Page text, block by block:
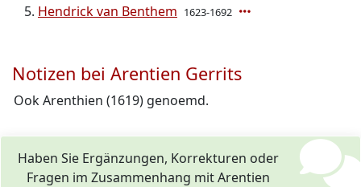
Hendrick van Benthem 1623-1692
Notizen bei Arentien Gerrits
Ook Arenthien (1619) genoemd.
Haben Sie Ergänzungen, Korrekturen oder
Fragen im Zusammenhang mit Arentien